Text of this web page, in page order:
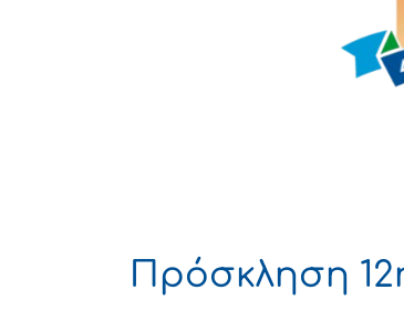
Πρόσκληση